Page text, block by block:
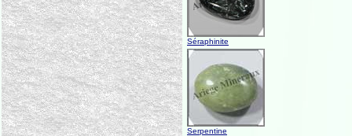
Séraphinite
Serpentine